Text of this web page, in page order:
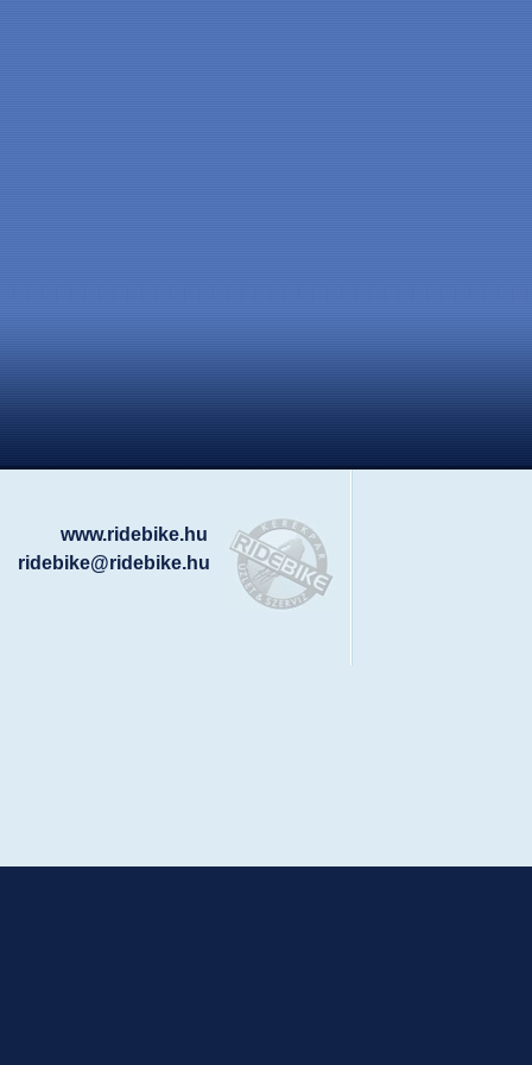
www.ridebike.hu
ridebike@ridebike.hu